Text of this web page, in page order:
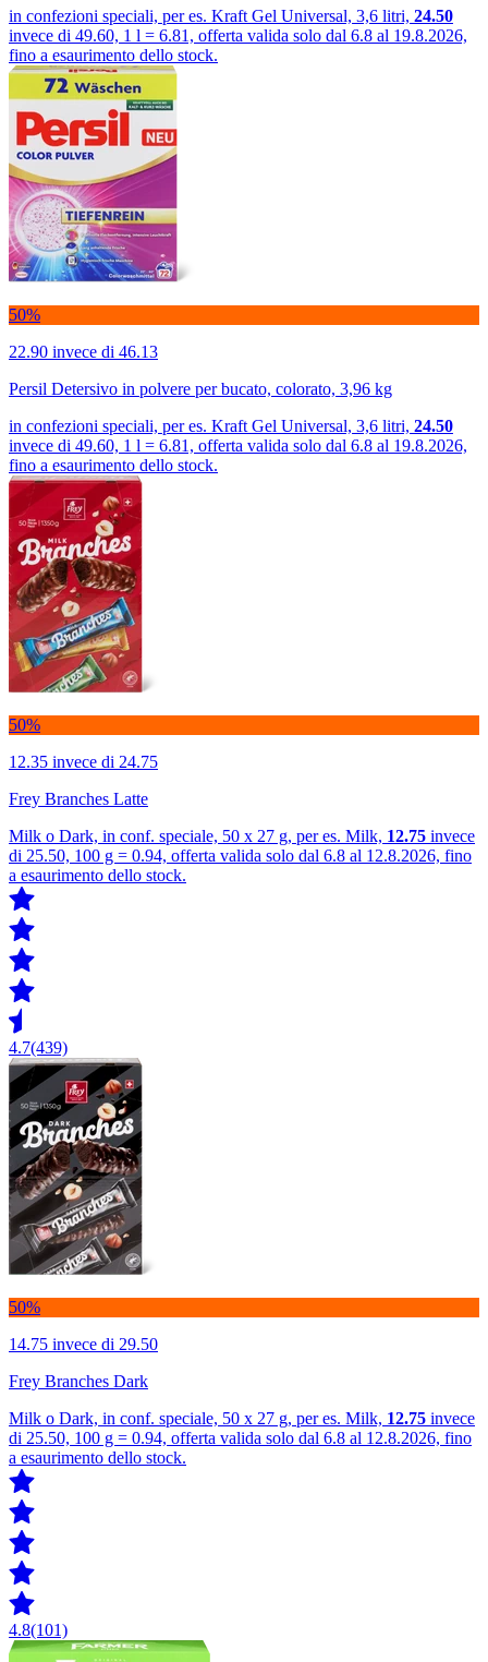
in confezioni speciali, per es. Kraft Gel Universal, 3,6 litri, 24.50
invece di 49.60, 1 l = 6.81, offerta valida solo dal 6.8 al 19.8.2026,
fino a esaurimento dello stock.
50%
22.90 invece di 46.13
Persil Detersivo in polvere per bucato, colorato, 3,96 kg
in confezioni speciali, per es. Kraft Gel Universal, 3,6 litri, 24.50
invece di 49.60, 1 l = 6.81, offerta valida solo dal 6.8 al 19.8.2026,
fino a esaurimento dello stock.
50%
12.35 invece di 24.75
Frey Branches Latte
Milk o Dark, in conf. speciale, 50 x 27 g, per es. Milk, 12.75 invece
di 25.50, 100 g = 0.94, offerta valida solo dal 6.8 al 12.8.2026, fino
a esaurimento dello stock.
4.7(439)
50%
14.75 invece di 29.50
Frey Branches Dark
Milk o Dark, in conf. speciale, 50 x 27 g, per es. Milk, 12.75 invece
di 25.50, 100 g = 0.94, offerta valida solo dal 6.8 al 12.8.2026, fino
a esaurimento dello stock.
4.8(101)